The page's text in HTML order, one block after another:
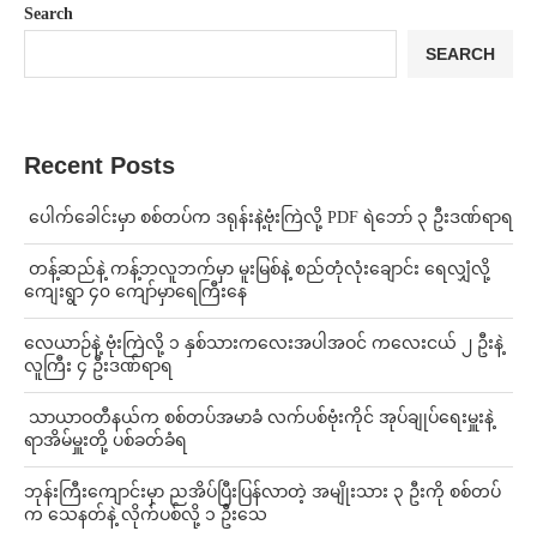
Search
SEARCH
Recent Posts
⁩ ⁨ပေါက်ခေါင်းမှာ စစ်တပ်က ဒရုန်းနဲ့ဗုံးကြဲလို့ PDF ရဲဘော် ၃ ဦးဒဏ်ရာရ
⁩ ⁨တန့်ဆည်နဲ့ ကန့်ဘလူဘက်မှာ မူးမြစ်နဲ့ စည်တုံလုံးချောင်း ရေလျှံလို့
ကျေးရွာ ၄၀ ကျော်မှာရေကြီးနေ
⁨လေယာဉ်နဲ့ ဗုံးကြဲလို့ ၁ နှစ်သားကလေးအပါအဝင် ကလေးငယ် ၂ ဦးနဲ့
လူကြီး ၄ ဦးဒဏ်ရာရ
⁩ ⁨သာယာဝတီနယ်က စစ်တပ်အမာခံ လက်ပစ်ဗုံးကိုင် အုပ်ချုပ်ရေးမှူးနဲ့
ရာအိမ်မှူးတို့ ပစ်ခတ်ခံရ
ဘုန်းကြီးကျောင်းမှာ ညအိပ်ပြီးပြန်လာတဲ့ အမျိုးသား ၃ ဦးကို စစ်တပ်
က သေနတ်နဲ့ လိုက်ပစ်လို့ ၁ ဦးသေ